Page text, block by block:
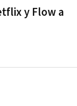
y Flow a